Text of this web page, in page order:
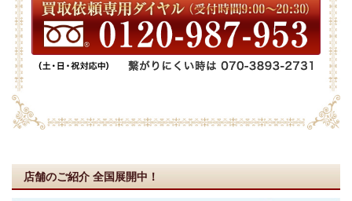
店舗のご紹介 全国展開中！